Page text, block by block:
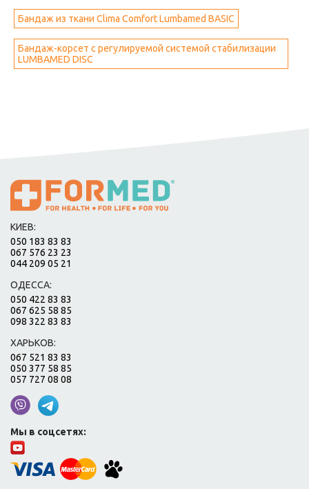
Бандаж из ткани Clima Comfort Lumbamed BASIC
Бандаж-корсет с регулируемой системой стабилизации
LUMBAMED DISC
КИЕВ:
050 183 83 83
067 576 23 23
044 209 05 21
ОДЕССА:
050 422 83 83
067 625 58 85
098 322 83 83
ХАРЬКОВ:
067 521 83 83
050 377 58 85
057 727 08 08
Мы в соцсетях: